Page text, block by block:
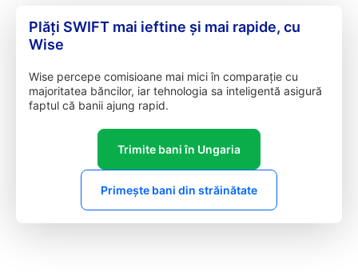
Plăți SWIFT mai ieftine și mai rapide, cu
Wise
Wise percepe comisioane mai mici în comparație cu
majoritatea băncilor, iar tehnologia sa inteligentă asigură
faptul că banii ajung rapid.
Trimite bani în Ungaria
Primește bani din străinătate